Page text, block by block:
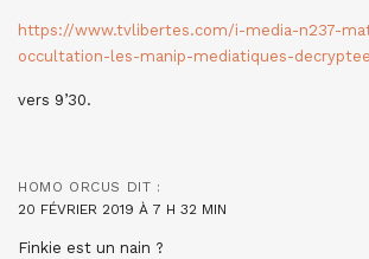
https://www.tvlibertes.com/i-media-n237-
occultation-les-manip-mediatiques-
vers 9’30.
HOMO ORCUS DIT :
20 FÉVRIER 2019 À 7 H 32 MIN
Finkie est un nain ?